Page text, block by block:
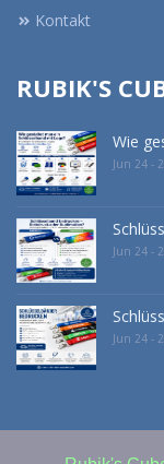
Kontakt
RUBIK'S
Wie
Jun 24 -
Jun 24 -
Jun 24 -